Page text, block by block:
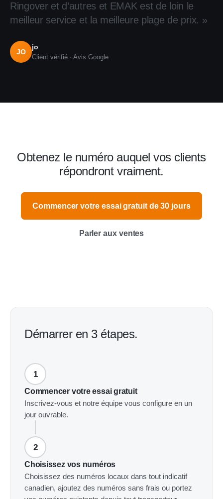
Ringover et d’autres et EMAK est de loin le
meilleur service et la meilleure plage de prix. »
JO
jo
Client vérifié · Avis Google
Obtenez le numéro auquel vos clients
répondront vraiment.
Commencer votre essai gratuit de 30 jours
Parler aux ventes
Démarrer en 3 étapes.
Commencer votre essai gratuit
Inscrivez-vous et notre équipe vous configure en un
jour ouvrable.
Choisissez vos numéros
Choisissez des numéros locaux dans tout indicatif
canadien, ajoutez des numéros sans frais ou portez